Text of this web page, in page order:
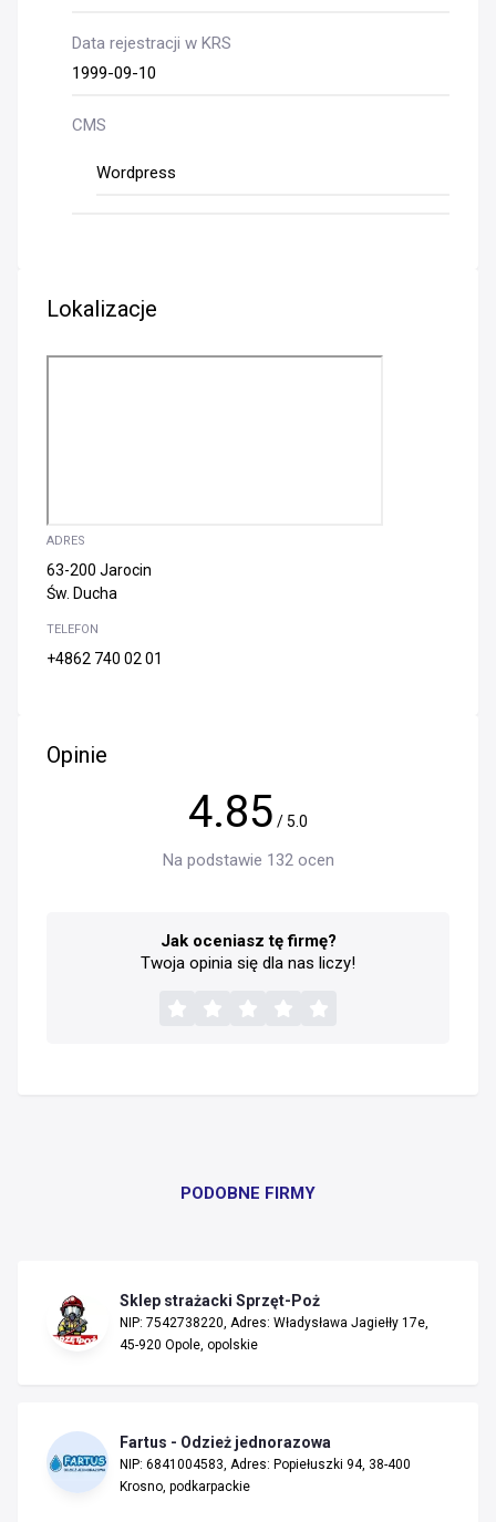
Data rejestracji w KRS
1999-09-10
CMS
Wordpress
Lokalizacje
ADRES
63-200 Jarocin
Św. Ducha
TELEFON
+4862 740 02 01
Opinie
4.85 / 5.0
Na podstawie 132 ocen
Jak oceniasz tę firmę?
Twoja opinia się dla nas liczy!
PODOBNE FIRMY
Sklep strażacki Sprzęt-Poż
NIP: 7542738220, Adres: Władysława Jagiełły 17e,
45-920 Opole, opolskie
Fartus - Odzież jednorazowa
NIP: 6841004583, Adres: Popiełuszki 94, 38-400
Krosno, podkarpackie